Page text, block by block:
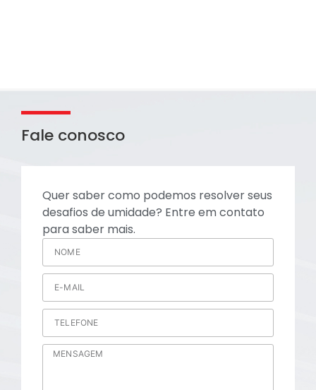
Quer saber como podemos resolver seus
desafios de umidade? Entre em contato
para saber mais.
Fale conosco